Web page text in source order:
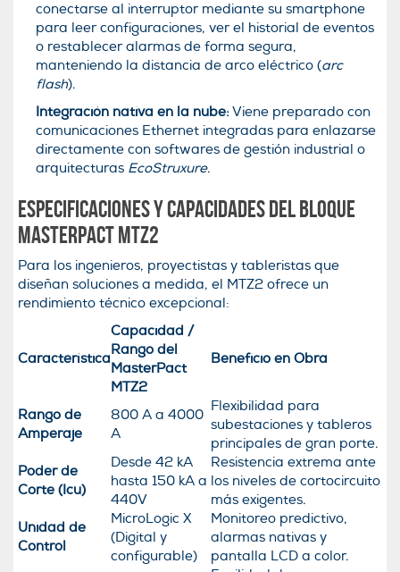
conectarse al interruptor mediante su smartphone
para leer configuraciones, ver el historial de eventos
o restablecer alarmas de forma segura,
manteniendo la distancia de arco eléctrico (arc
flash).
Integración nativa en la nube:Viene preparado con
comunicaciones Ethernet integradas para enlazarse
directamente con softwares de gestión industrial o
arquitecturas EcoStruxure.
Especificaciones y capacidades del bloque
MasterPact MTZ2
Para los ingenieros, proyectistas y tableristas que
diseñan soluciones a medida, el MTZ2 ofrece un
rendimiento técnico excepcional:
Característica
Capacidad /
Rango del
MasterPact
MTZ2
Beneficio en Obra
Rango de
Amperaje
800 A a 4000
A
Flexibilidad para
subestaciones y tableros
principales de gran porte.
Poder de
Corte (Icu)
Desde 42 kA
hasta 150 kA a
440V
Resistencia extrema ante
los niveles de cortocircuito
más exigentes.
Unidad de
Control
MicroLogic X
(Digital y
configurable)
Monitoreo predictivo,
alarmas nativas y
pantalla LCD a color.